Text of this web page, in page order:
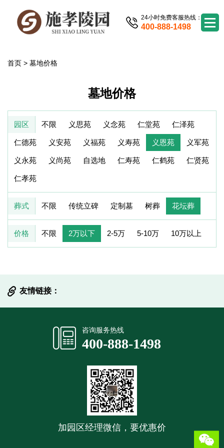
24小时免费客服热线：
400-888-1498
首页 > 墓地价格
墓地价格
园区 不限 义思苑 义念苑 仁堂苑 仁泽苑
仁德苑 义安苑 义福苑 义寿苑 义恩苑 义军苑
义永苑 义尚苑 自选地 仁寿苑 仁鹤苑 仁贤苑
仁孝苑
葬式 不限 传统立碑 定制墓 树葬 花坛葬
价格 不限 2万以下 2-5万 5-10万 10万以上
友情链接：
咨询服务热线
400-888-1498
加园区经理微信，要优惠价